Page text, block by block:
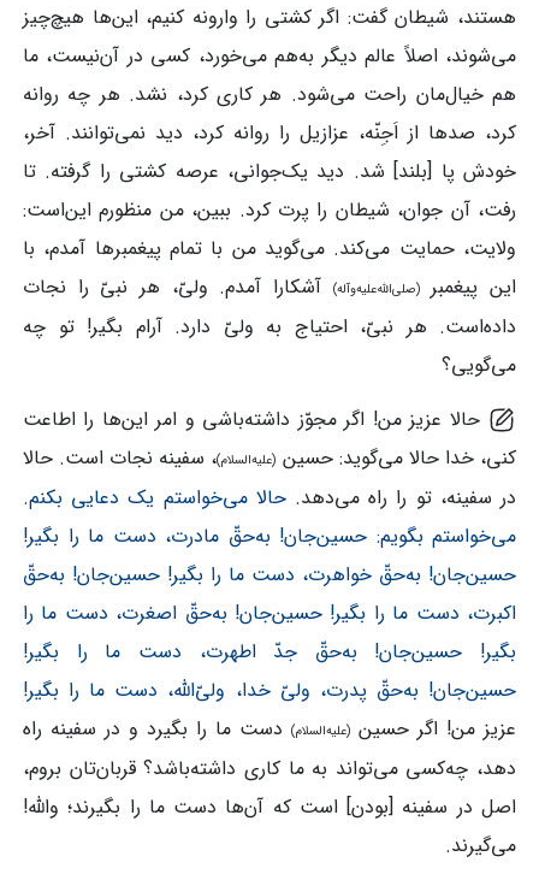
هستند، شیطان گفت: اگر کشتی را وارونه کنیم، این‌ها هیچ‌چیز
می‌شوند، اصلاً عالم دیگر به‌هم می‌خورد، کسی در آن‌نیست، ما
هم خیال‌مان راحت می‌شود. هر کاری کرد، نشد. هر چه روانه
کرد، صدها از اَجِنّه، عزازیل را روانه کرد، دید نمی‌توانند. آخر،
خودش پا [بلند] شد. دید یک‌جوانی، عرصه کشتی را گرفته. تا
رفت، آن جوان، شیطان را پرت کرد. ببین، من منظورم این‌است:
ولایت، حمایت می‌کند. می‌گوید من با تمام پیغمبرها آمدم، با
این پیغمبر(صلی‌الله‌علیه‌وآله)
آشکارا آمدم. ولیّ، هر نبیّ را نجات
داده‌است. هر نبیّ، احتیاج به ولیّ دارد. آرام بگیر! تو چه
می‌گویی؟
حالا عزیز من! اگر مجوّز داشته‌باشی و امر این‌ها را اطاعت
کنی، خدا حالا می‌گوید: حسین (علیه‌السلام)، سفینه نجات است. حالا
در سفینه، تو را راه می‌دهد.حالا می‌خواستم یک دعایی بکنم.
می‌خواستم بگویم: حسین‌جان! به‌حقّ مادرت، دست ما را بگیر!
حسین‌جان! به‌حقّ خواهرت، دست ما را بگیر! حسین‌جان! به‌حقّ
اکبرت، دست ما را بگیر! حسین‌جان! به‌حقّ اصغرت، دست ما را
بگیر! حسین‌جان! به‌حقّ جدّ اطهرت، دست ما را بگیر!
حسین‌جان! به‌حقّ پدرت، ولیّ خدا، ولیّ‌الله، دست ما را بگیر!
عزیز من! اگر حسین (علیه‌السلام) دست ما را بگیرد و در سفینه راه
دهد، چه‌کسی می‌تواند به ما کاری داشته‌باشد؟ قربان‌تان بروم،
اصل در سفینه [بودن] است که آن‌ها دست ما را بگیرند؛ والله!
می‌گیرند.